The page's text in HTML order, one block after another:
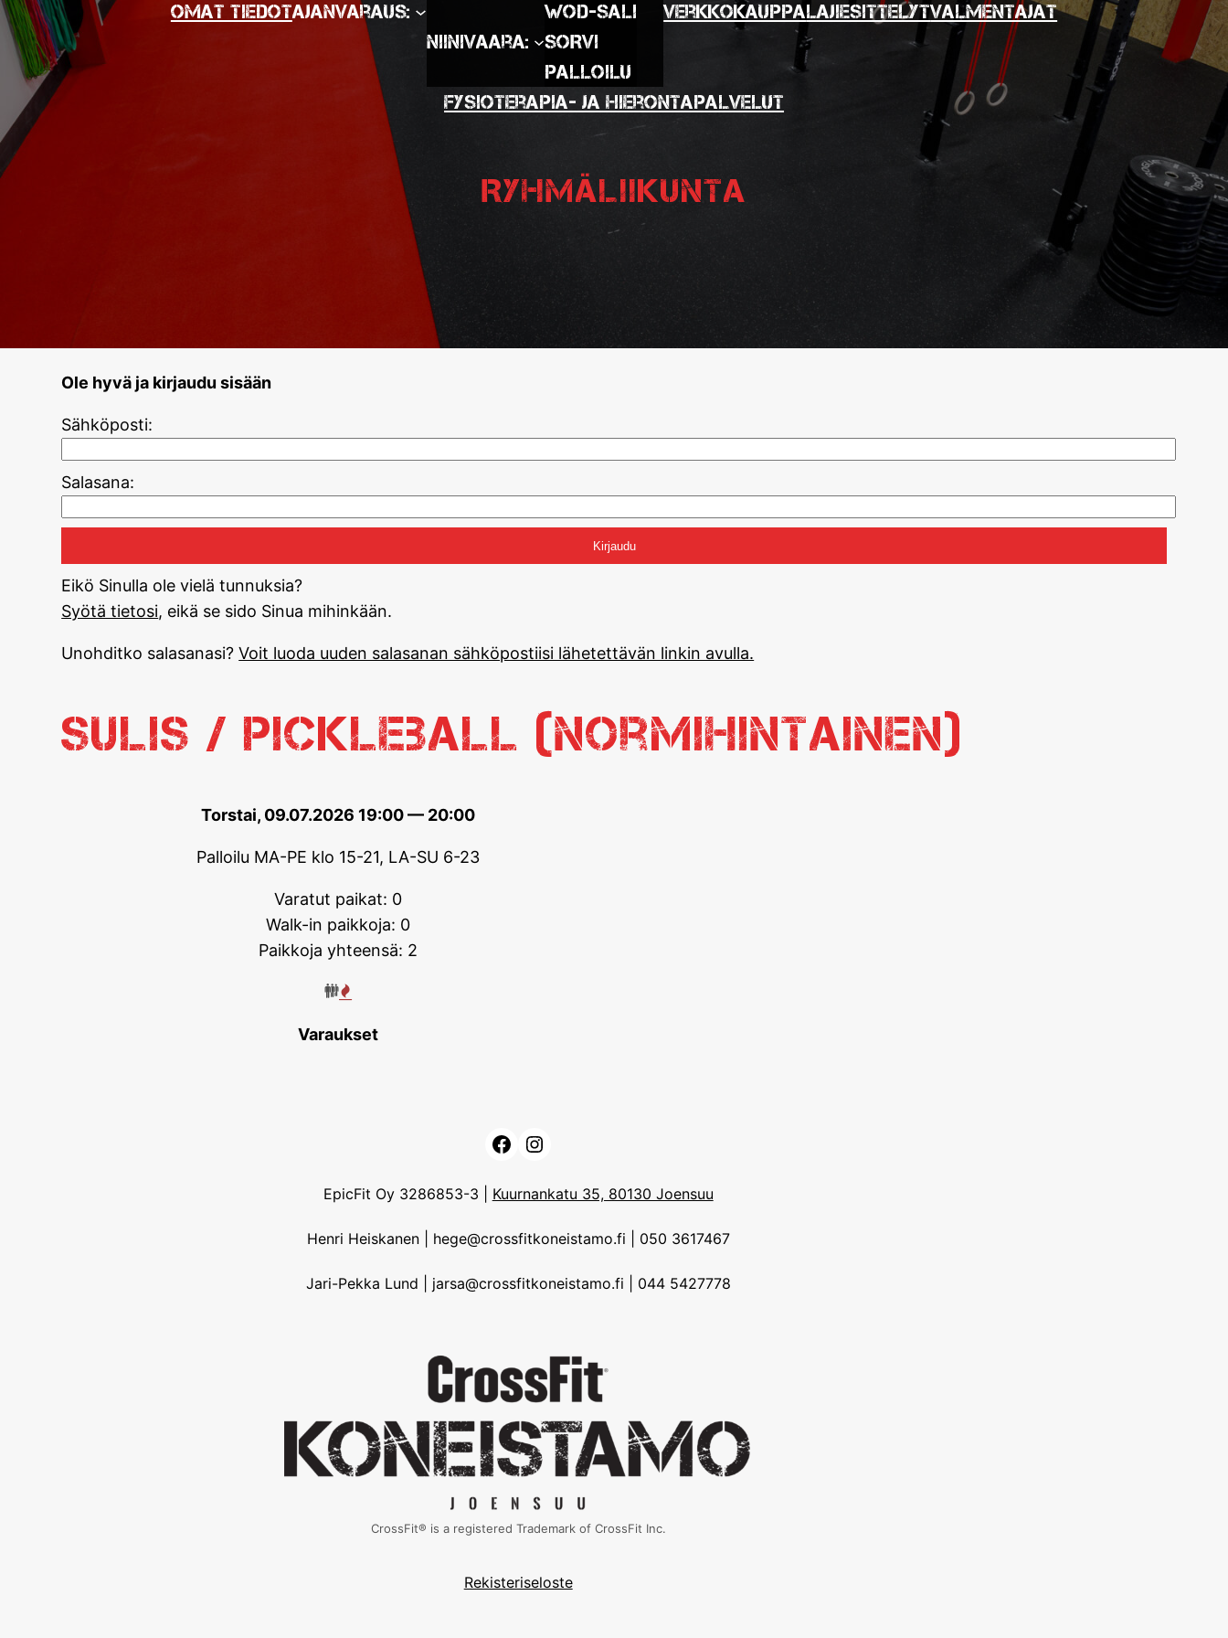
Omat tiedotAjanvaraus:
Niinivaara:
WOD-SALI
SORVI
Palloilu
VerkkokauppaLajiesittelytValmentajat
Fysioterapia- ja hierontapalvelut
Ryhmäliikunta
Ole hyvä ja kirjaudu sisään
Sähköposti:
Salasana:
Eikö Sinulla ole vielä tunnuksia?
Syötä tietosi, eikä se sido Sinua mihinkään.
Unohditko salasanasi?Voit luoda uuden salasanan sähköpostiisi lähetettävän linkin avulla.
Sulis / Pickleball (normihintainen)
Torstai, 09.07.2026 19:00 — 20:00
Palloilu MA-PE klo 15-21, LA-SU 6-23
Varatut paikat: 0
Walk-in paikkoja: 0
Paikkoja yhteensä: 2
Varaukset
Facebook
Instagram
EpicFit Oy 3286853-3 | Kuurnankatu 35, 80130 Joensuu
Henri Heiskanen | hege@crossfitkoneistamo.fi | 050 3617467
Jari-Pekka Lund | jarsa@crossfitkoneistamo.fi | 044 5427778
CrossFit® is a registered Trademark of CrossFit Inc.
Rekisteriseloste